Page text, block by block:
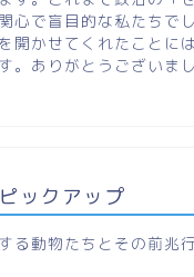
心で盲目的な私たちで
開かせてくれたことに
。ありがとうございまし
ックアップ
る動物たちとその前兆